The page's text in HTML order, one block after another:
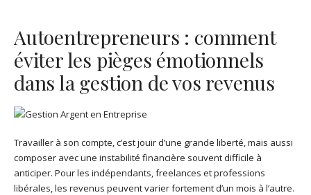
Autoentrepreneurs : comment
éviter les pièges émotionnels
dans la gestion de vos revenus
Travailler à son compte, c’est jouir d’une grande liberté, mais aussi
composer avec une instabilité financière souvent difficile à
anticiper. Pour les indépendants, freelances et professions
libérales, les revenus peuvent varier fortement d’un mois à l’autre.